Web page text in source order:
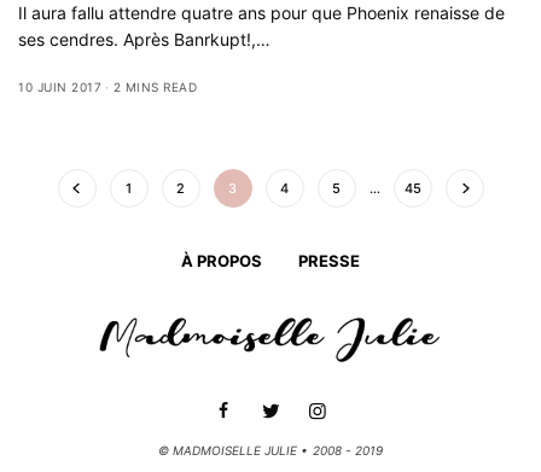
Il aura fallu attendre quatre ans pour que Phoenix renaisse de
ses cendres. Après Banrkupt!,…
10 JUIN 2017 2 MINS READ
1 2 3 4 5 … 45
À PROPOS PRESSE
© MADMOISELLE JULIE • 2008 - 2019